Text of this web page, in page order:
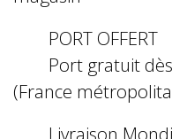
PORT OFFERT
Port gratuit
(France
Livraison